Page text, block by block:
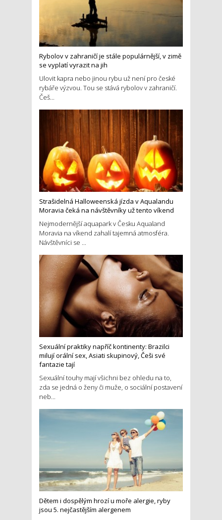
Rybolov v zahraničí je stále populárnější, v zimě
se vyplatí vyrazit na jih
Ulovit kapra nebo jinou rybu už není pro české
rybáře výzvou. Tou se stává rybolov v zahraničí.
Češ...
Strašidelná Halloweenská jízda v Aqualandu
Moravia čeká na návštěvníky už tento víkend
Nejmodernější aquapark v Česku Aqualand
Moravia na víkend zahalí tajemná atmosféra.
Návštěvníci se ...
Sexuální praktiky napříč kontinenty: Brazilci
milují orální sex, Asiati skupinový, Češi své
fantazie tají
Sexuální touhy mají všichni bez ohledu na to,
zda se jedná o ženy či muže, o sociální postavení
neb...
Dětem i dospělým hrozí u moře alergie, ryby
jsou 5. nejčastějším alergenem